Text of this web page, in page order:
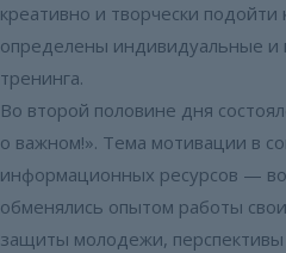
креативно и творчески
определены индивидуальные и
тренинга.
Во второй половине дня
о важном!». Тема мотивации в
информационных ресурсов —
обменялись опытом работы
защиты молодежи, перспективы